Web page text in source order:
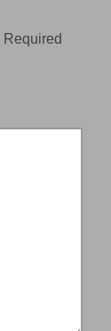
Required